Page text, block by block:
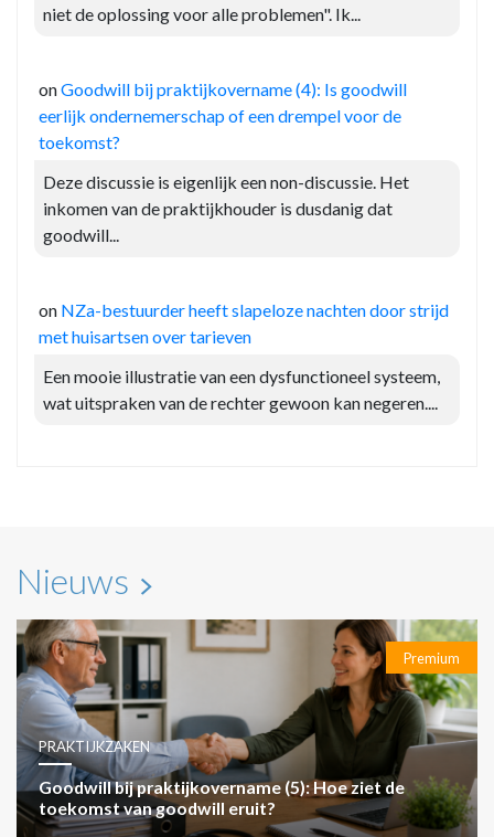
niet de oplossing voor alle problemen". Ik...
onGoodwill bij praktijkovername (4): Is goodwill
eerlijk ondernemerschap of een drempel voor de
toekomst?
Deze discussie is eigenlijk een non-discussie. Het
inkomen van de praktijkhouder is dusdanig dat
goodwill...
on NZa-bestuurder heeft slapeloze nachten door strijd
met huisartsen over tarieven
Een mooie illustratie van een dysfunctioneel systeem,
wat uitspraken van de rechter gewoon kan negeren....
Nieuws
Premium
PRAKTIJKZAKEN
Goodwill bij praktijkovername (5): Hoe ziet de
toekomst van goodwill eruit?